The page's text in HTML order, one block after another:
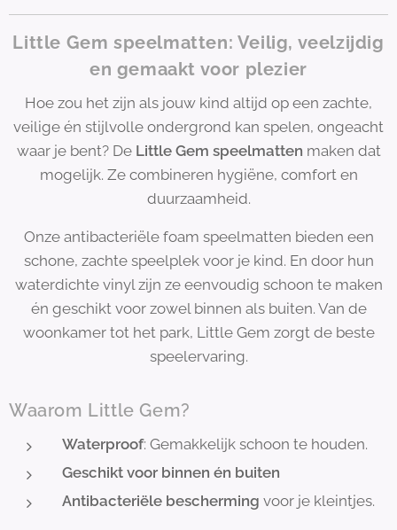
Little Gem speelmatten: Veilig, veelzijdig
en gemaakt voor plezier
Hoe zou het zijn als jouw kind altijd op een zachte,
veilige én stijlvolle ondergrond kan spelen, ongeacht
waar je bent? De Little Gem speelmatten maken dat
mogelijk. Ze combineren hygiëne, comfort en
duurzaamheid.
Onze antibacteriële foam speelmatten bieden een
schone, zachte speelplek voor je kind. En door hun
waterdichte vinyl zijn ze eenvoudig schoon te maken
én geschikt voor zowel binnen als buiten. Van de
woonkamer tot het park, Little Gem zorgt de beste
speelervaring.
Waarom Little Gem?
Waterproof: Gemakkelijk schoon te houden.
Geschikt voor binnen én buiten
Antibacteriële bescherming voor je kleintjes.